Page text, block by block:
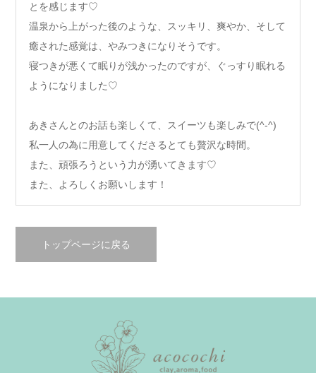
とを感じます♡
温泉から上がった後のような、スッキリ、爽やか、そして
癒された感覚は、やみつきになりそうです。
寝つきが悪くて眠りが浅かったのですが、ぐっすり眠れる
ようになりました♡
あきさんとのお話も楽しくて、スイーツも楽しみで(^-^)
私一人の為に用意してくださるとても贅沢な時間。
また、頑張ろうという力が湧いてきます♡
また、よろしくお願いします！
トップページに戻る